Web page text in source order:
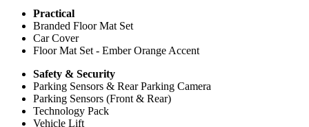
Practical
Branded Floor Mat Set
Car Cover
Floor Mat Set - Ember Orange Accent
Safety & Security
Parking Sensors & Rear Parking Camera
Parking Sensors (Front & Rear)
Technology Pack
Vehicle Lift